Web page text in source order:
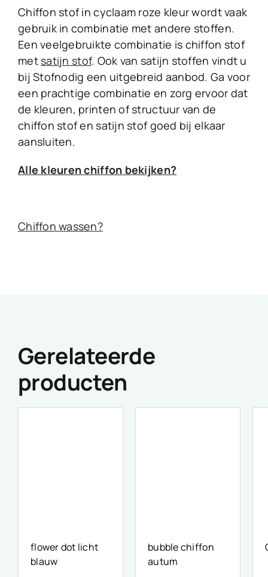
Chiffon stof in cyclaam roze kleur wordt vaak
gebruik in combinatie met andere stoffen.
Een veelgebruikte combinatie is chiffon stof
met satijn stof. Ook van satijn stoffen vindt u
bij Stofnodig een uitgebreid aanbod. Ga voor
een prachtige combinatie en zorg ervoor dat
de kleuren, printen of structuur van de
chiffon stof en satijn stof goed bij elkaar
aansluiten.
Alle kleuren chiffon bekijken?
Chiffon wassen?
Gerelateerde
producten
flower dot licht
blauw
bubble chiffon
autum